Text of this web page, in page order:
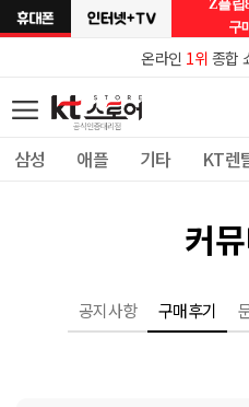
온라인 1위 종합
삼성 애플 기타 KT렌
Z플립
구
커
공지사항 구매후기